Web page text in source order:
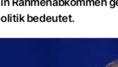
bedeutet.